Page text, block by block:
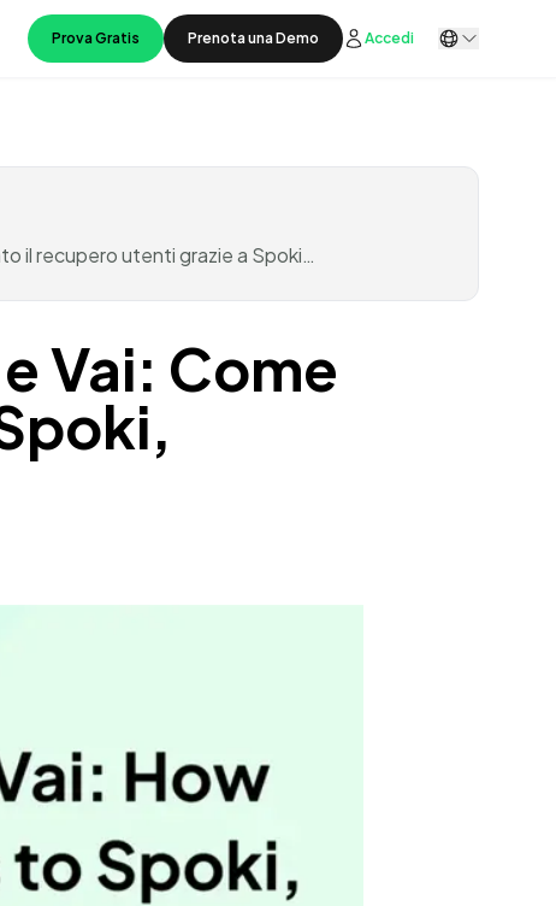
Prova Gratis Prenota una Demo Accedi
il recupero utenti grazie a Spoki…
Vai: Come